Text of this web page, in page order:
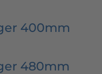
400mm
480mm